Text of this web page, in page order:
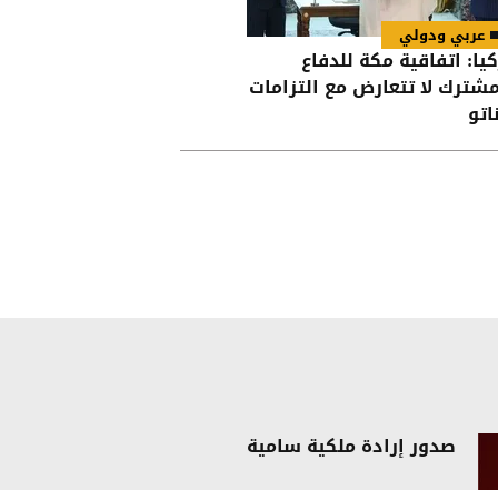
عربي ودولي
اتفاقية مكة للدفاع
لا تتعارض مع التزامات
صدور إرادة ملكية سامية